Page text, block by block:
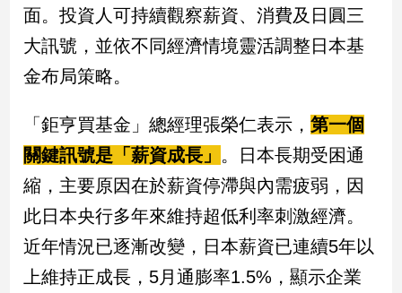
國
際
社
會/
方
冠
病
毒
專
區
面。投資人可持續觀察薪資、消費及日圓三
大訊號，並依不同經濟情境靈活調整日本基
金布局策略。
「鉅亨買基金」總經理張榮仁表示，第一個
關鍵訊號是「薪資成長」 。日本長期受困通
縮，主要原因在於薪資停滯與內需疲弱，因
此日本央行多年來維持超低利率刺激經濟。
近年情況已逐漸改變，日本薪資已連續5年以
上維持正成長，5月通膨率1.5%，顯示企業